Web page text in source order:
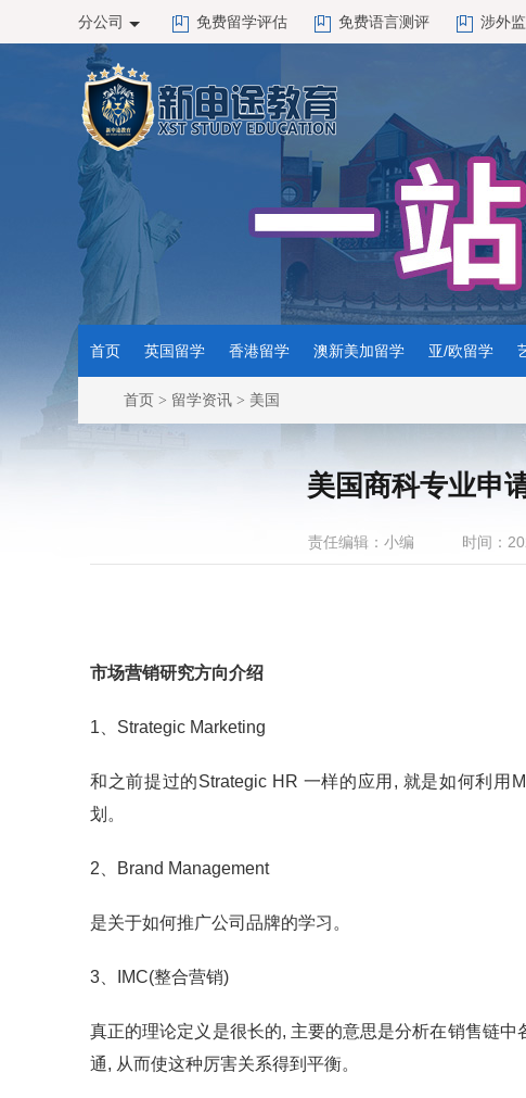
分公司 免费留学评估 免费语言测评 涉外
首页 英国留学 香港留学 澳新美加留学 亚/欧留学
首页 > 留学资讯 > 美国
美国商科专业申
责任编辑：小编 时间：
市场营销研究方向介绍
1、Strategic Marketing
和之前提过的Strategic HR 一样的应用, 就是如何利用
划。
2、Brand Management
是关于如何推广公司品牌的学习。
3、IMC(整合营销)
真正的理论定义是很长的, 主要的意思是分析在销售链
通, 从而使这种厉害关系得到平衡。